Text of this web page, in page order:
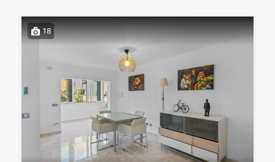
18